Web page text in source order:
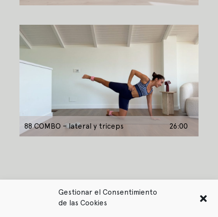
Gestionar el Consentimiento
de las Cookies
88 COMBO – lateral y triceps 26:00